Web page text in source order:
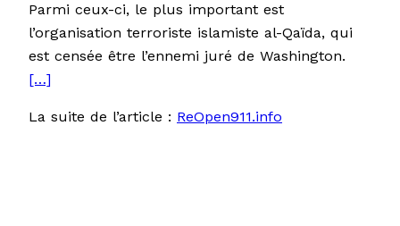
Parmi ceux-ci, le plus important est
l’organisation terroriste islamiste al-Qaïda, qui
est censée être l’ennemi juré de Washington.
[…]
La suite de l’article : ReOpen911.info